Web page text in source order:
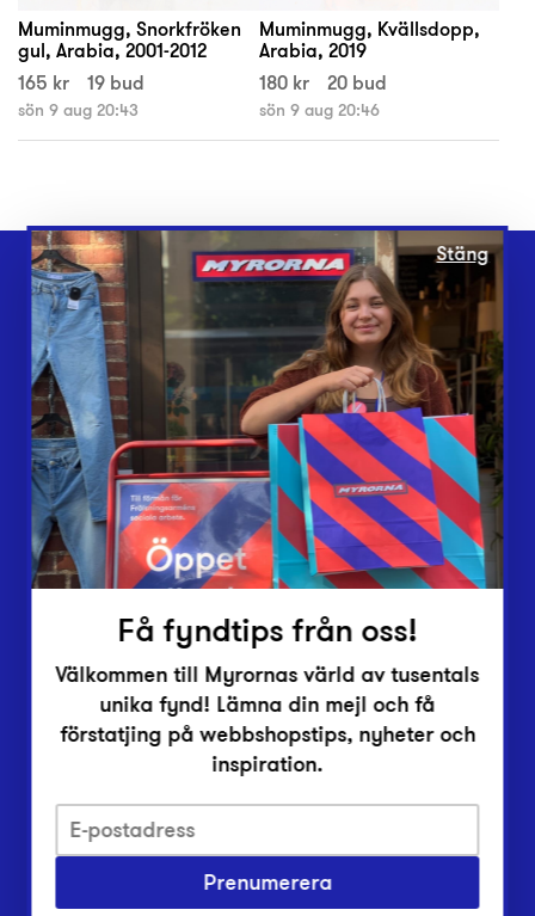
Muminmugg, Snorkfröken
gul, Arabia, 2001-2012
165 kr
19 bud
sön 9 aug 20:43
Muminmugg, Kvällsdopp,
Arabia, 2019
180 kr
20 bud
sön 9 aug 20:46
Webbshop
Butiker
Lämna in
Vårt överskott
Inlämningsplatser
Om Myrorna
Lediga jobb
Pressrum
Integritetsskyddspolicy
Har du frågor om onlineköp, leverans eller retur?
Stäng
Få fyndtips från oss!
Välkommen till Myrornas värld av tusentals
unika fynd! Lämna din mejl och få
förstatjing på webbshopstips, nyheter och
inspiration.
Prenumerera